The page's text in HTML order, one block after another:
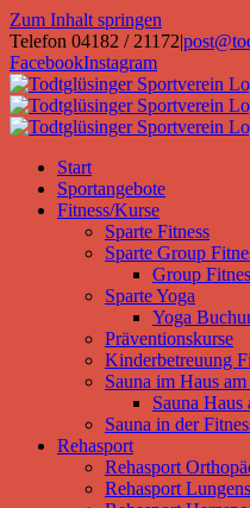
Zum Inhalt springen
Telefon 04182 / 21172|
FacebookInstagram
Start
Sportangebote
Fitness/Kurse
Sparte Fitness
Sparte Group
Group
Sparte Yoga
Yoga
Präventionskurse
Kinderbetreuung
Sauna im Haus am
Sauna Haus
Sauna in der
Rehasport
Rehasport
Rehasport